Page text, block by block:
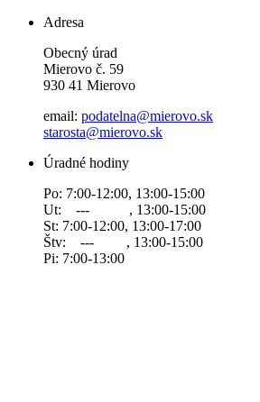
Adresa
Obecný úrad
Mierovo č. 59
930 41 Mierovo
email: podatelna@mierovo.sk
starosta@mierovo.sk
Úradné hodiny
Po: 7:00-12:00, 13:00-15:00
Ut: --- , 13:00-15:00
St: 7:00-12:00, 13:00-17:00
Štv: --- , 13:00-15:00
Pi: 7:00-13:00